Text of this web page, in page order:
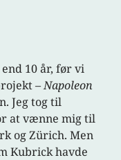
10 år, før vi
–Napoleon
Jeg tog til
at vænne mig til
og Zürich. Men
Kubrick havde